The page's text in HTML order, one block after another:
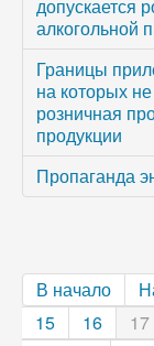
допускается
алкогольной
Границы
на которых
розничная
продукции
Пропаганда
В начало
15
16 17